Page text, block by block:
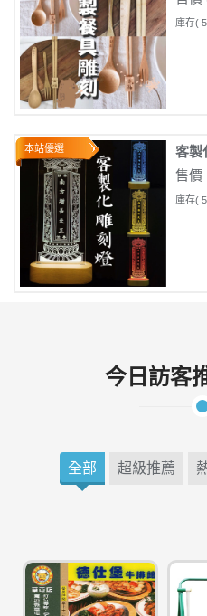
庫存(
本站優選
客製
售價
庫存(
今日訪客
全部 超級推薦